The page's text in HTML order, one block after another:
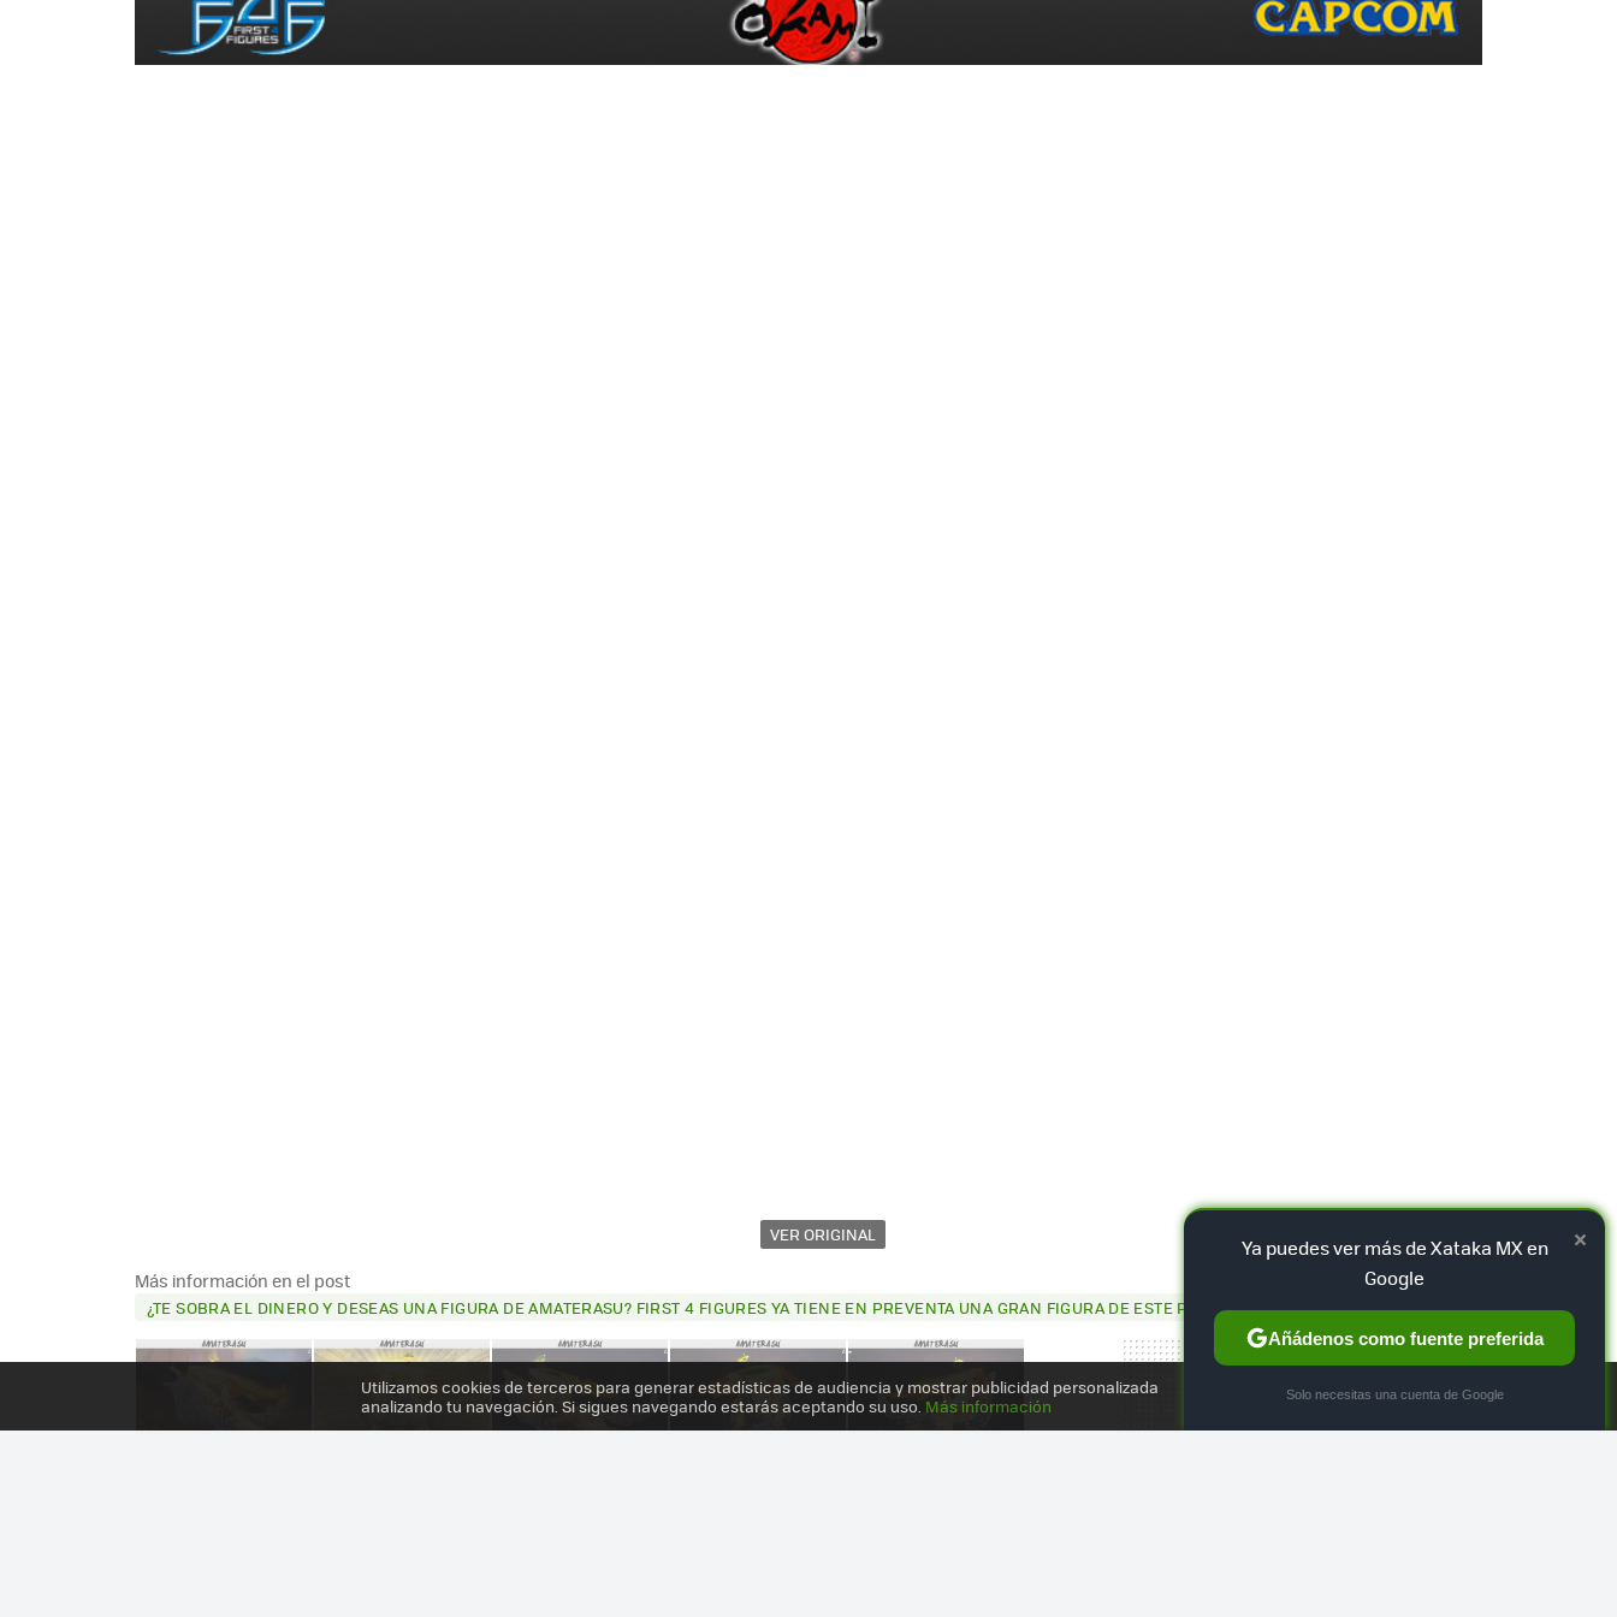
VER ORIGINAL
TWEET
Más información en el post
¿TE SOBRA EL DINERO Y DESEAS UNA FIGURA DE AMATERASU? FIRST 4 FIGURES YA TIENE EN PREVENTA UNA GRAN FIGURA DE ESTE PERSONAJE
Utilizamos cookies de terceros para generar estadísticas de audiencia y mostrar publicidad personalizada
analizando tu navegación. Si sigues navegando estarás aceptando su uso. Más información
×
Ya puedes ver más de Xataka MX en
Google
Añádenos como fuente preferida
Solo necesitas una cuenta de Google